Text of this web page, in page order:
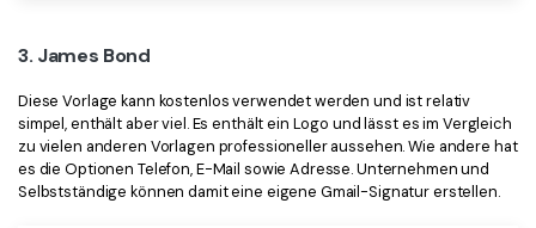
3. James Bond
Diese Vorlage kann kostenlos verwendet werden und ist relativ
simpel, enthält aber viel. Es enthält ein Logo und lässt es im Vergleich
zu vielen anderen Vorlagen professioneller aussehen. Wie andere hat
es die Optionen Telefon, E-Mail sowie Adresse. Unternehmen und
Selbstständige können damit eine eigene Gmail-Signatur erstellen.